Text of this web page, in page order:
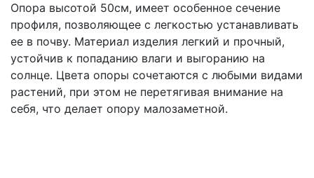
Опора высотой 50см, имеет особенное сечение
профиля, позволяющее с легкостью устанавливать
ее в почву. Материал изделия легкий и прочный,
устойчив к попаданию влаги и выгоранию на
солнце. Цвета опоры сочетаются с любыми видами
растений, при этом не перетягивая внимание на
себя, что делает опору малозаметной.